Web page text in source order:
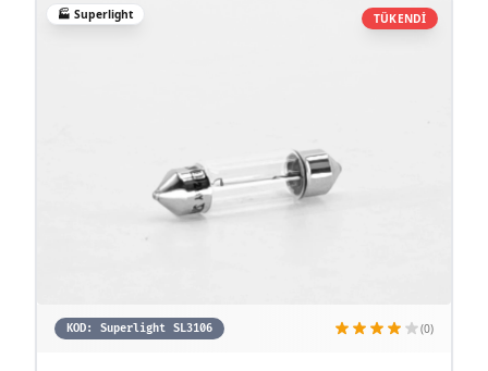
TÜKENDİ
🏭Superlight
KOD: Superlight SL3106 (0)